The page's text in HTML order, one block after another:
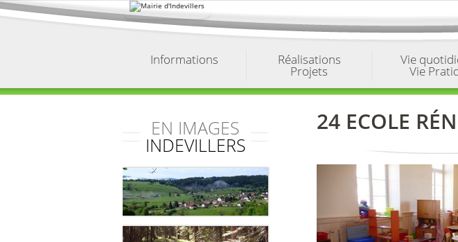
Aller
au
Informations Réalisations
Projets
Vie
Vie
EN IMAGES
INDEVILLERS
24 ECOLE